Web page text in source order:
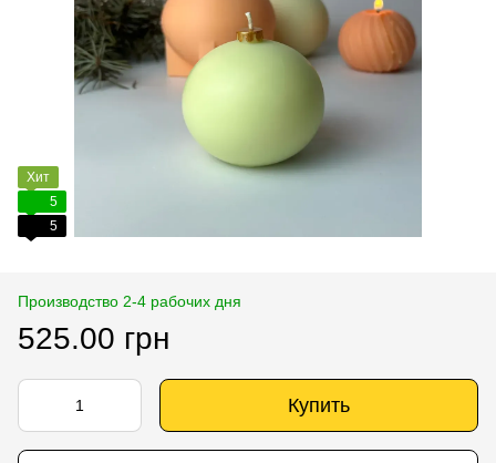
Хит
5
5
Производство 2-4 рабочих дня
525.00 грн
Купить